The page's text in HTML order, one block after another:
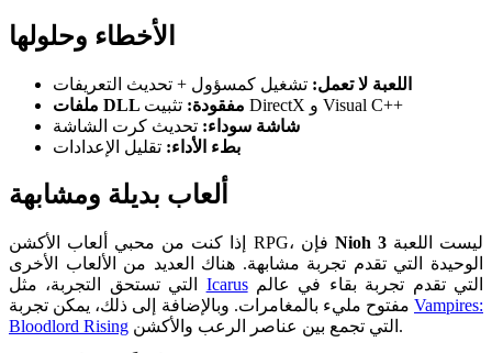
الأخطاء وحلولها
اللعبة لا تعمل: تشغيل كمسؤول + تحديث التعريفات
ملفات DLL مفقودة:
تثبيت DirectX و Visual C++
شاشة سوداء: تحديث كرت الشاشة
بطء الأداء: تقليل الإعدادات
ألعاب بديلة ومشابهة
Nioh 3ليست اللعبة
الوحيدة التي تقدم تجربة مشابهة. هناك العديد من الألعاب الأخرى
Icarusالتي تقدم تجربة بقاء في عالم
Vampires:
Bloodlord Rising
التي تجمع بين عناصر الرعب والأكشن.